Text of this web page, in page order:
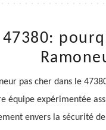
47380:
pas cher dans le
équipe expérimentée
envers la sécurité